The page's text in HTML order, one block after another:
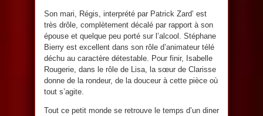
Son mari, Régis, interprété par Patrick Zard’ est
très drôle, complètement décalé par rapport à son
épouse et quelque peu porté sur l’alcool. Stéphane
Bierry est excellent dans son rôle d’animateur télé
déchu au caractère détestable. Pour finir, Isabelle
Rougerie, dans le rôle de Lisa, la sœur de Clarisse
donne de la rondeur, de la douceur à cette pièce où
tout s’agite.
Tout ce petit monde se retrouve le temps d’un diner